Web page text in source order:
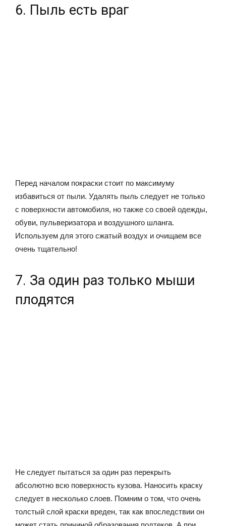
6. Пыль есть враг
Перед началом покраски стоит по максимуму
избавиться от пыли. Удалять пыль следует не только
с поверхности автомобиля, но также со своей одежды,
обуви, пульверизатора и воздушного шланга.
Используем для этого сжатый воздух и очищаем все
очень тщательно!
7. За один раз только мыши
плодятся
Не следует пытаться за один раз перекрыть
абсолютно всю поверхность кузова. Наносить краску
следует в несколько слоев. Помним о том, что очень
толстый слой краски вреден, так как впоследствии он